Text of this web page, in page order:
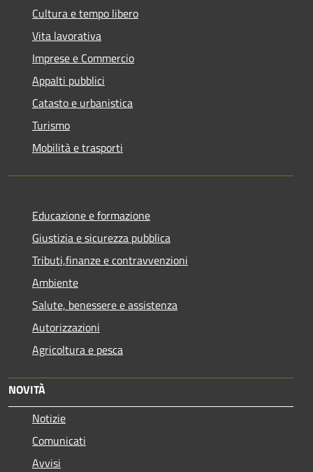
Cultura e tempo libero
Vita lavorativa
Imprese e Commercio
Appalti pubblici
Catasto e urbanistica
Turismo
Mobilità e trasporti
Educazione e formazione
Giustizia e sicurezza pubblica
Tributi,finanze e contravvenzioni
Ambiente
Salute, benessere e assistenza
Autorizzazioni
Agricoltura e pesca
NOVITÀ
Notizie
Comunicati
Avvisi